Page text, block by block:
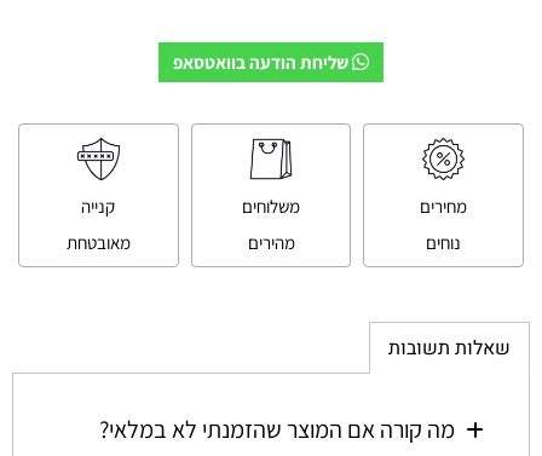
שליחת הודעה בוואטסאפ
מחירים
נוחים
משלוחים
מהירים
קנייה
מאובטחת
שאלות תשובות
מה קורה אם המוצר שהזמנתי לא במלאי?